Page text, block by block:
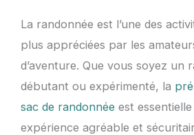
La randonnée est l’une des
plus appréciées par les
d’aventure. Que vous soyez un
débutant ou expérimenté, la
sac de randonnée est
expérience agréable et